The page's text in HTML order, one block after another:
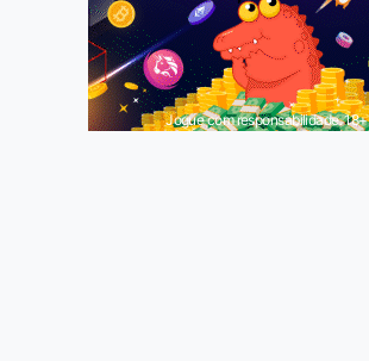
Jogue com responsabilidade. 18+